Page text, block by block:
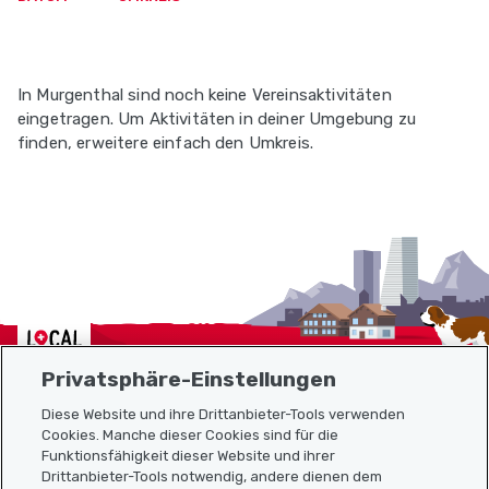
In Murgenthal sind noch keine Vereinsaktivitäten
eingetragen. Um Aktivitäten in deiner Umgebung zu
finden, erweitere einfach den Umkreis.
Localcities
Sitemap
Privatsphäre-Einstellungen
Diese Website und ihre Drittanbieter-Tools verwenden
Cookies. Manche dieser Cookies sind für die
Funktionsfähigkeit dieser Website und ihrer
Drittanbieter-Tools notwendig, andere dienen dem